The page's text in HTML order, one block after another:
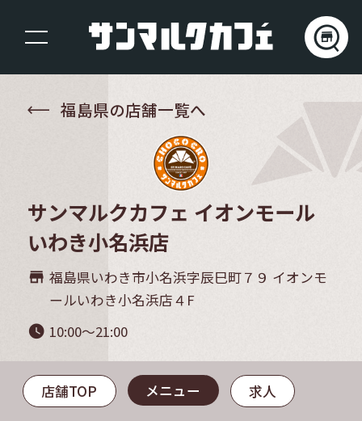
福島県の店舗一覧へ
サンマルクカフェ イオンモール
いわき小名浜店
store_mall_directory 福島県いわき市小名浜字辰巳町７９ イオンモ
ールいわき小名浜店４F
watch_later 10:00～21:00
店舗TOP メニュー 求人